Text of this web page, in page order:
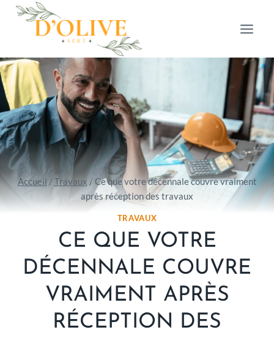
Aller
Accueil/Travaux / Ce que votre décennale couvre vraiment
après réception des travaux
TRAVAUX
CE QUE VOTRE
DÉCENNALE COUVRE
VRAIMENT APRÈS
RÉCEPTION DES